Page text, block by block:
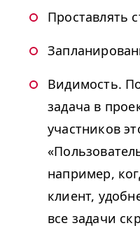
Проставлять
Видимость.
задача в
участников
например,
клиент,
все задачи